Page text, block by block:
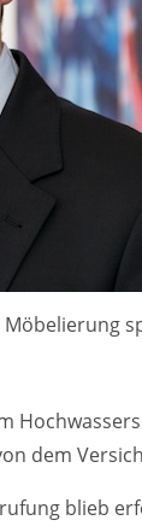
Möbelierung
dem
blieb